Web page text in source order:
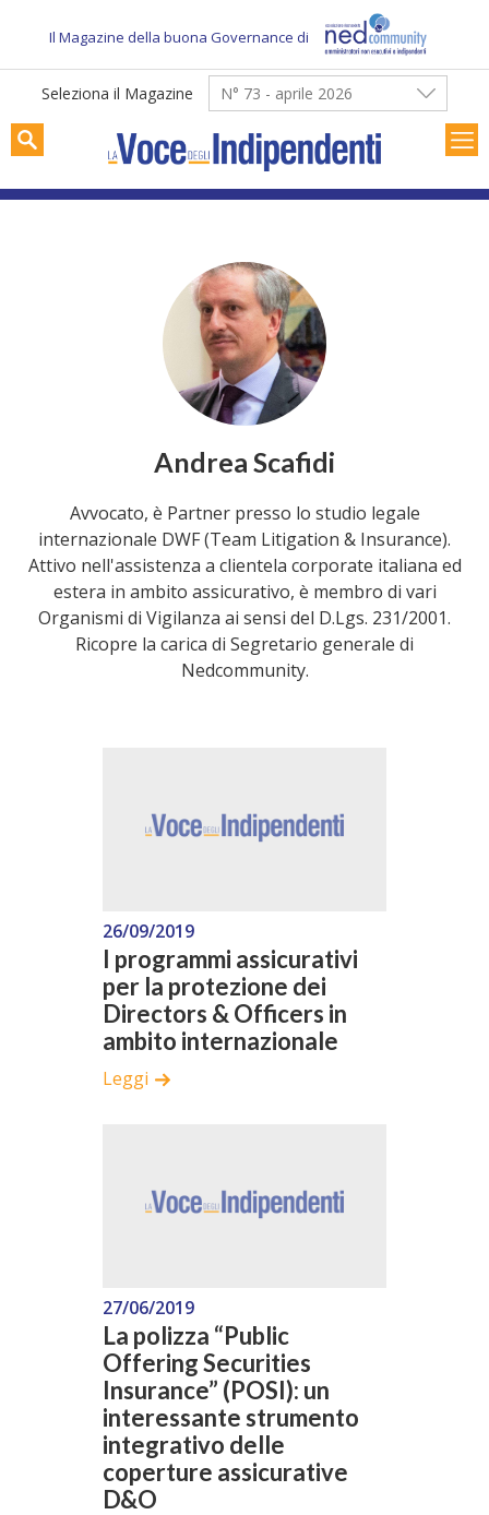
content
Il Magazine della buona Governance di
Seleziona il Magazine N° 73 - aprile 2026
Andrea Scafidi
Avvocato, è Partner presso lo studio legale
internazionale DWF (Team Litigation & Insurance).
Attivo nell'assistenza a clientela corporate italiana ed
estera in ambito assicurativo, è membro di vari
Organismi di Vigilanza ai sensi del D.Lgs. 231/2001.
Ricopre la carica di Segretario generale di
Nedcommunity.
26/09/2019
I programmi assicurativi
per la protezione dei
Directors & Officers in
ambito internazionale
Leggi
27/06/2019
La polizza “Public
Offering Securities
Insurance” (POSI): un
interessante strumento
integrativo delle
coperture assicurative
D&O